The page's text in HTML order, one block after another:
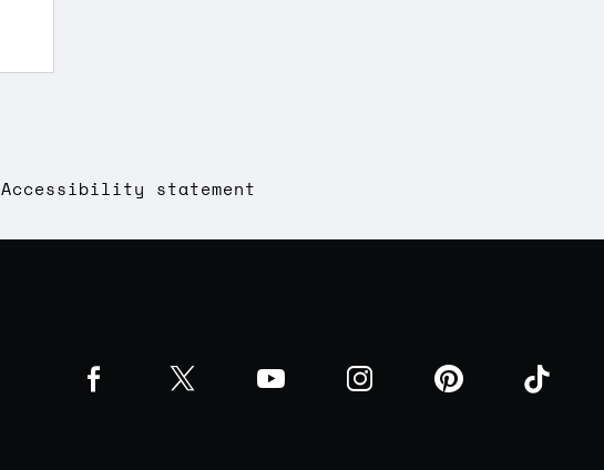
Accessibility statement